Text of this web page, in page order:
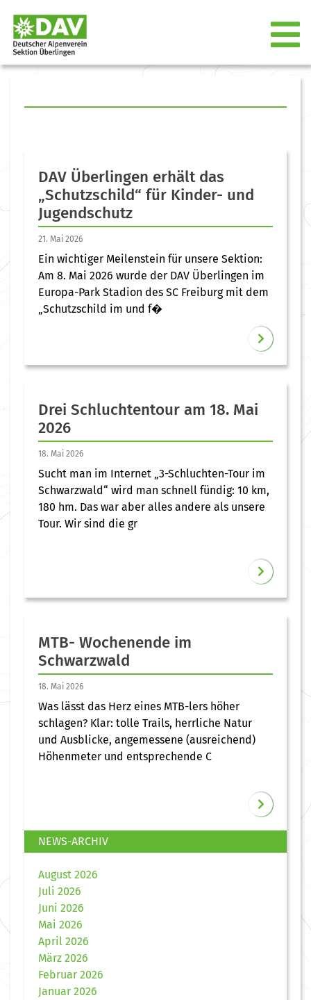
DAV Überlingen erhält das
„Schutzschild“ für Kinder- und
Jugendschutz
21. Mai 2026
Ein wichtiger Meilenstein für unsere Sektion:
Am 8. Mai 2026 wurde der DAV Überlingen im
Europa-Park Stadion des SC Freiburg mit dem
„Schutzschild im und f�
Drei Schluchtentour am 18. Mai
2026
18. Mai 2026
Sucht man im Internet „3-Schluchten-Tour im
Schwarzwald“ wird man schnell fündig: 10 km,
180 hm. Das war aber alles andere als unsere
Tour. Wir sind die gr
MTB- Wochenende im
Schwarzwald
18. Mai 2026
Was lässt das Herz eines MTB-lers höher
schlagen? Klar: tolle Trails, herrliche Natur
und Ausblicke, angemessene (ausreichend)
Höhenmeter und entsprechende C
NEWS-ARCHIV
August 2026
Juli 2026
Juni 2026
Mai 2026
April 2026
März 2026
Februar 2026
Januar 2026